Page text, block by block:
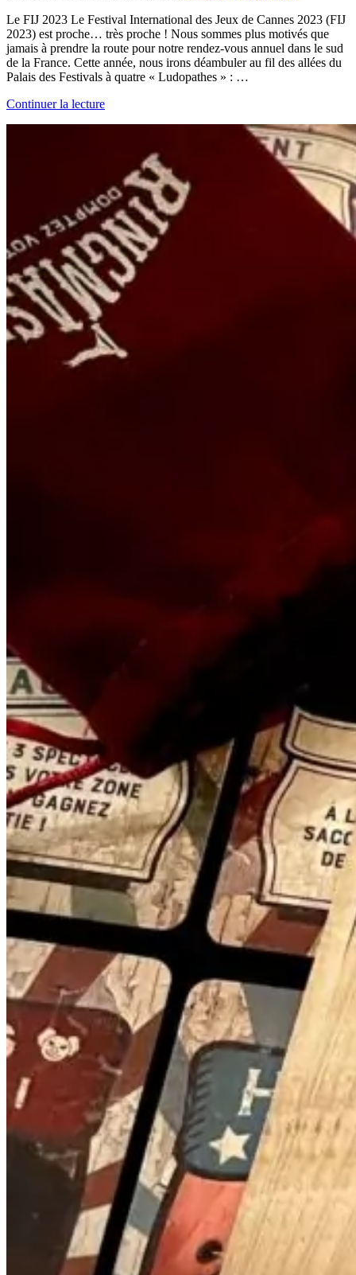
Le FIJ 2023 Le Festival International des Jeux de Cannes 2023 (FIJ
2023) est proche… très proche ! Nous sommes plus motivés que
jamais à prendre la route pour notre rendez-vous annuel dans le sud
de la France. Cette année, nous irons déambuler au fil des allées du
Palais des Festivals à quatre « Ludopathes » : …
Continuer la lecture